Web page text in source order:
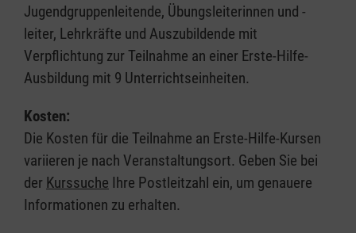
Jugendgruppenleitende, Übungsleiterinnen und -
leiter, Lehrkräfte und Auszubildende mit
Verpflichtung zur Teilnahme an einer Erste-Hilfe-
Ausbildung mit 9 Unterrichtseinheiten.
Kosten:
Die Kosten für die Teilnahme an Erste-Hilfe-Kursen
variieren je nach Veranstaltungsort. Geben Sie bei
der Kurssuche Ihre Postleitzahl ein, um genauere
Informationen zu erhalten.